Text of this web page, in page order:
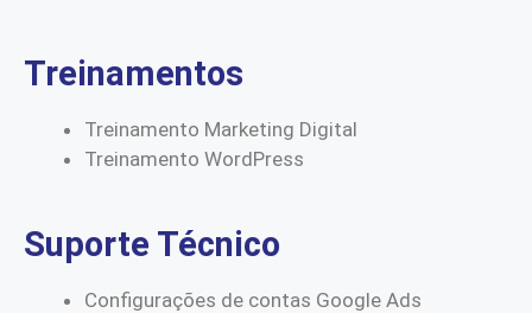
Treinamentos
Treinamento Marketing Digital
Treinamento WordPress
Suporte Técnico
Configurações de contas Google Ads